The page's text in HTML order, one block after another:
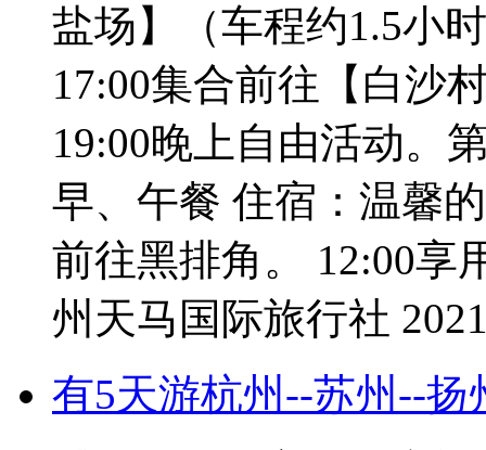
盐场】（车程约1.5小
17:00集合前往【白沙
19:00晚上自由活动。
早、午餐 住宿：温馨
前往黑排角。 12:00享
州天马国际旅行社
有5天游杭州--苏州--扬